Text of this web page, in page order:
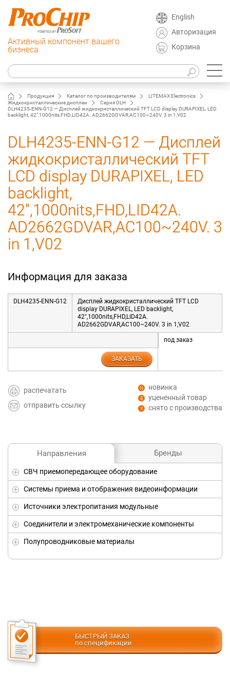
Активный компонент вашего
бизнеса
English
Авторизация
Корзина
Продукция Каталог по производителям
LITEMAX Electronics
Жидкокристаллические дисплеи
Серия DLH
DLH4235-ENN-G12 — Дисплей жидкокристаллический TFT LCD display DURAPIXEL, LED
backlight, 42",1000nits,FHD,LID42A. AD2662GDVAR,AC100~240V. 3 in 1,V02
Направления Бренды
СВЧ приемопередающее оборудование
Системы приема и отображения видеоинформации
Источники электропитания модульные
Соединители и электромеханические компоненты
Полупроводниковые материалы
БЫСТРЫЙ ЗАКАЗ
по спецификации
DLH4235-ENN-G12 — Дисплей
жидкокристаллический TFT
LCD display DURAPIXEL, LED
backlight,
42",1000nits,FHD,LID42A.
AD2662GDVAR,AC100~240V. 3
in 1,V02
Информация для заказа
DLH4235-ENN-G12
Дисплей жидкокристаллический TFT LCD
display DURAPIXEL, LED backlight,
42",1000nits,FHD,LID42A.
AD2662GDVAR,AC100~240V. 3 in 1,V02
под заказ
ЗАКАЗАТЬ
распечатать
отправить ссылку
новинка
уцененный товар
снято с производства